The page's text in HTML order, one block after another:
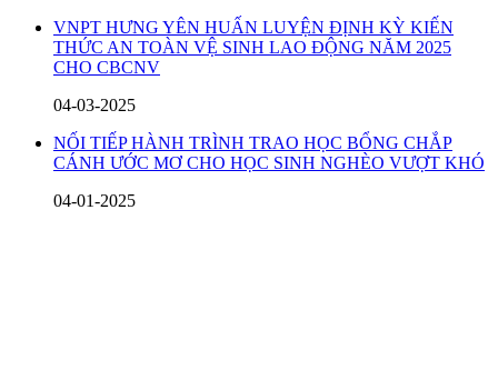
VNPT HƯNG YÊN HUẤN LUYỆN ĐỊNH KỲ KIẾN
THỨC AN TOÀN VỆ SINH LAO ĐỘNG NĂM 2025
CHO CBCNV
04-03-2025
NỐI TIẾP HÀNH TRÌNH TRAO HỌC BỔNG CHẮP
CÁNH ƯỚC MƠ CHO HỌC SINH NGHÈO VƯỢT KHÓ
04-01-2025